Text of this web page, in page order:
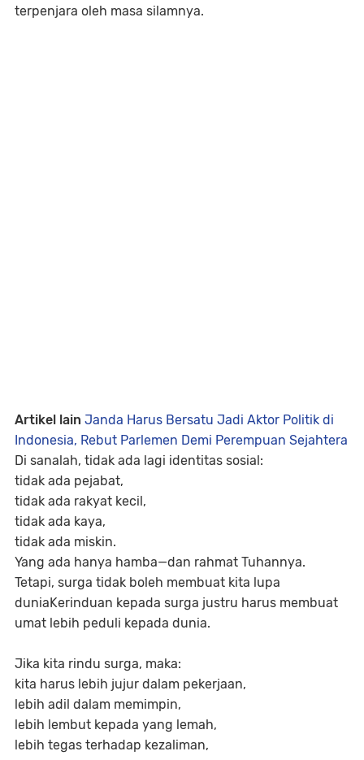
terpenjara oleh masa silamnya.
Artikel lain Janda Harus Bersatu Jadi Aktor Politik di
Indonesia, Rebut Parlemen Demi Perempuan Sejahtera
Di sanalah, tidak ada lagi identitas sosial:
tidak ada pejabat,
tidak ada rakyat kecil,
tidak ada kaya,
tidak ada miskin.
Yang ada hanya hamba—dan rahmat Tuhannya.
Tetapi, surga tidak boleh membuat kita lupa
duniaKerinduan kepada surga justru harus membuat
umat lebih peduli kepada dunia.
Jika kita rindu surga, maka:
kita harus lebih jujur dalam pekerjaan,
lebih adil dalam memimpin,
lebih lembut kepada yang lemah,
lebih tegas terhadap kezaliman,